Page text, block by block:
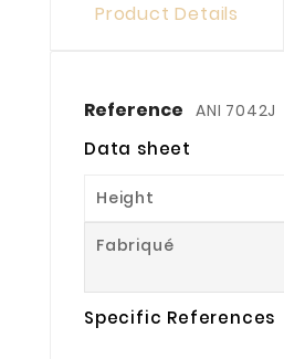
Product Details
Reference ANI 7042J
Data sheet
Height
Fabriqué
Specific References